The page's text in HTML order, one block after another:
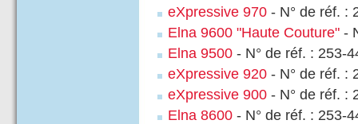
eXpressive 970 - N° de réf. :
Elna 9600 "Haute Couture" -
Elna 9500 - N° de réf. : 253-
eXpressive 920 - N° de réf. :
eXpressive 900 - N° de réf. :
Elna 8600 - N° de réf. : 253-